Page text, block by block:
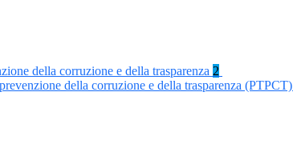
della corruzione e della trasparenza 2
della corruzione e della trasparenza (PTPCT)